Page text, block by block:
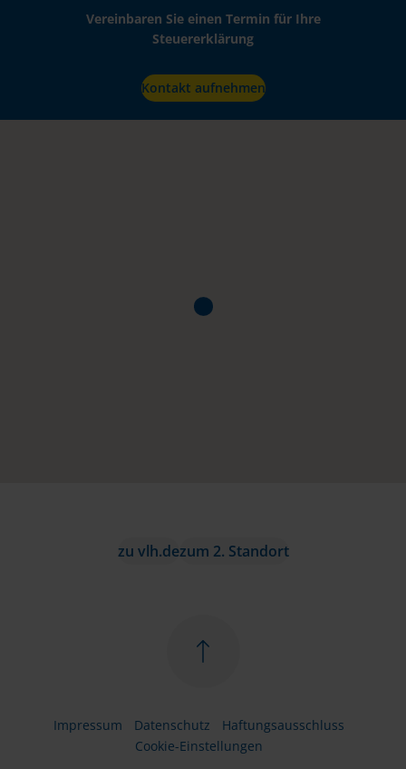
Vereinbaren Sie einen Termin für Ihre
Steuererklärung
Kontakt aufnehmen
zu vlh.dezum 2. Standort
Impressum Datenschutz
Haftungsausschluss
Cookie-Einstellungen